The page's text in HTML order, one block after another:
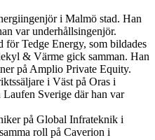
i Malmö stad. Han
var underhållsingenjör.
för Tedge Energy, som bildades
& Värme gick samman. Han
på Amplio Private Equity.
i Väst på Oras i
Sverige där han var
på Global Infrateknik i
roll på Caverion i